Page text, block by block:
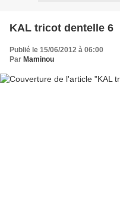
KAL tricot dentelle 6
Publié le 15/06/2012 à 06:00
Par Maminou